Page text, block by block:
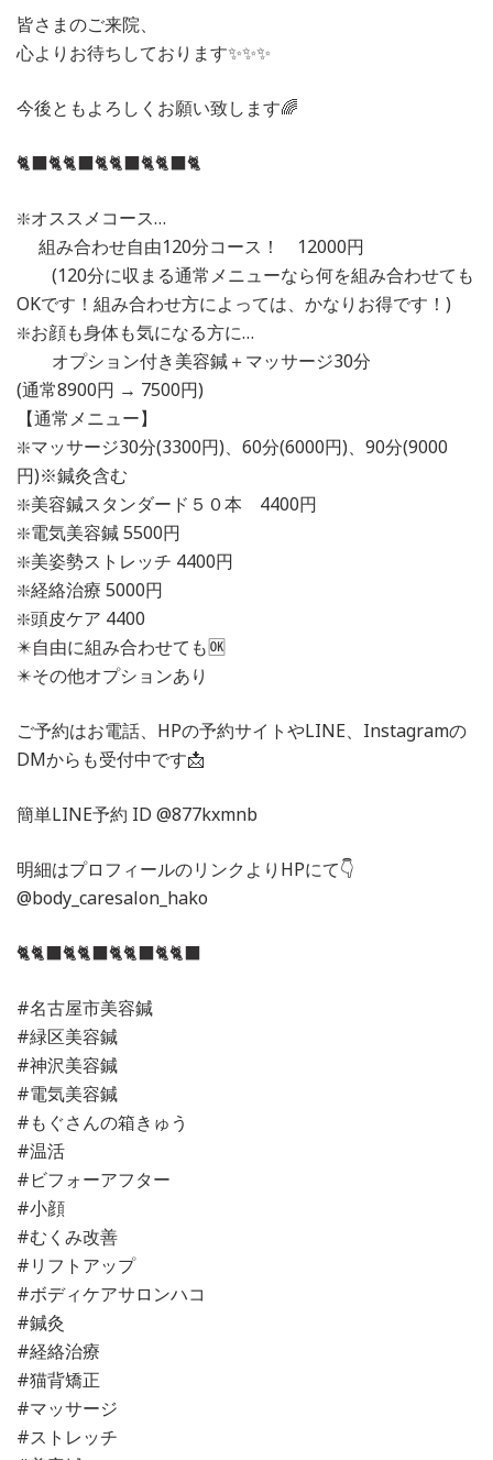
皆さまのご来院、
心よりお待ちしております✨✨✨
今後ともよろしくお願い致します🌈
🐈‍⬛🐈🐈‍⬛🐈🐈‍⬛🐈🐈‍⬛🐈
❇️オススメコース…
組み合わせ自由120分コース！ 12000円
(120分に収まる通常メニューなら何を組み合わせても
OKです！組み合わせ方によっては、かなりお得です！)
❇️お顔も身体も気になる方に…
オプション付き美容鍼＋マッサージ30分
(通常8900円 → 7500円)
【通常メニュー】
❇️マッサージ30分(3300円)、60分(6000円)、90分(9000
円)※鍼灸含む
❇️美容鍼スタンダード５０本 4400円
❇️電気美容鍼 5500円
❇️美姿勢ストレッチ 4400円
❇️経絡治療 5000円
❇️頭皮ケア 4400
✴️自由に組み合わせても🆗
✴️その他オプションあり
ご予約はお電話、HPの予約サイトやLINE、Instagramの
DMからも受付中です📩
簡単LINE予約 ID @877kxmnb
明細はプロフィールのリンクよりHPにて👇
@body_caresalon_hako
🐈🐈‍⬛🐈🐈‍⬛🐈🐈‍⬛🐈🐈‍⬛
#名古屋市美容鍼
#緑区美容鍼
#神沢美容鍼
#電気美容鍼
#もぐさんの箱きゅう
#温活
#ビフォーアフター
#小顔
#むくみ改善
#リフトアップ
#ボディケアサロンハコ
#鍼灸
#経絡治療
#猫背矯正
#マッサージ
#ストレッチ